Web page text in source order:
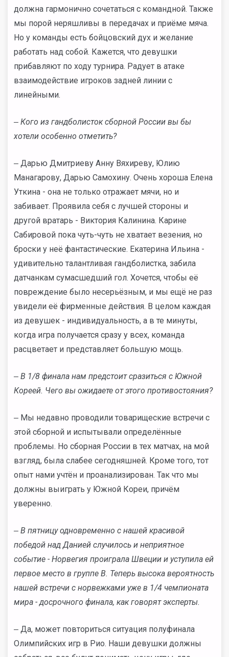
должна гармонично сочетаться с командной. Также
мы порой неряшливы в передачах и приёме мяча.
Но у команды есть бойцовский дух и желание
работать над собой. Кажется, что девушки
прибавляют по ходу турнира. Радует в атаке
взаимодействие игроков задней линии с
линейными.
‒ Кого из гандболисток сборной России вы бы
хотели особенно отметить?
‒ Дарью Дмитриеву Анну Вяхиреву, Юлию
Манагарову, Дарью Самохину. Очень хороша Елена
Уткина - она не только отражает мячи, но и
забивает. Проявила себя с лучшей стороны и
другой вратарь - Виктория Калинина. Карине
Сабировой пока чуть-чуть не хватает везения, но
броски у неё фантастические. Екатерина Ильина -
удивительно талантливая гандболистка, забила
датчанкам сумасшедший гол. Хочется, чтобы её
повреждение было несерьёзным, и мы ещё не раз
увидели её фирменные действия. В целом каждая
из девушек - индивидуальность, а в те минуты,
когда игра получается сразу у всех, команда
расцветает и представляет большую мощь.
‒ В 1/8 финала нам предстоит сразиться с Южной
Кореей. Чего вы ожидаете от этого противостояния?
‒ Мы недавно проводили товарищеские встречи с
этой сборной и испытывали определённые
проблемы. Но сборная России в тех матчах, на мой
взгляд, была слабее сегодняшней. Кроме того, тот
опыт нами учтён и проанализирован. Так что мы
должны выиграть у Южной Кореи, причём
уверенно.
‒ В пятницу одновременно с нашей красивой
победой над Данией случилось и неприятное
событие - Норвегия проиграла Швеции и уступила ей
первое место в группе B. Теперь высока вероятность
нашей встречи с норвежками уже в 1/4 чемпионата
мира - досрочного финала, как говорят эксперты.
‒ Да, может повториться ситуация полуфинала
Олимпийских игр в Рио. Наши девушки должны